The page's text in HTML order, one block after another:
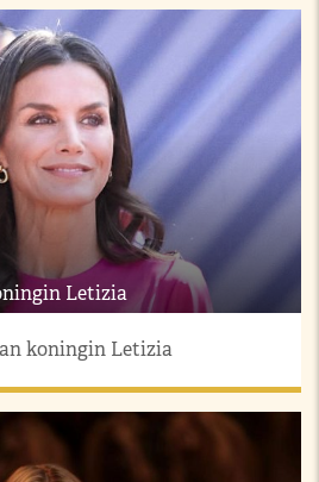
Letizia
koningin Letizia